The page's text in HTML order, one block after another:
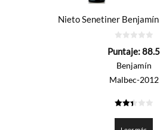
Nieto Senetiner
de
Puntaje:88.5
Benjamín
Malbec-2012
de 5